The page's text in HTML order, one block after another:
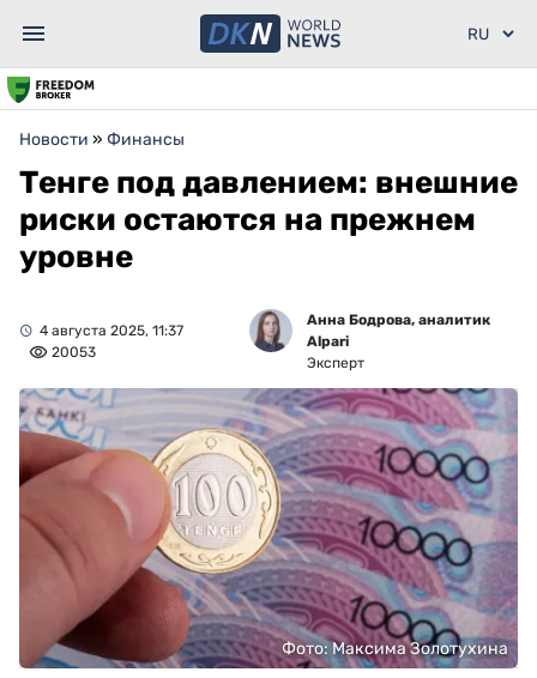
Новости » Финансы
Тенге под давлением: внешние
риски остаются на прежнем
уровне
4 августа 2025, 11:37
20053
Анна Бодрова, аналитик
Alpari
Эксперт
Фото: Максима Золотухина